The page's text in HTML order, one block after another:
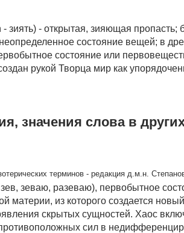
- зиять) - открытая, зияющая пропасть;
состояние вещей; в
состояние или
рукой Творца мир как
значения слова в
терминов - редакция д.м.н.
зев, зеваю, разеваю), первобытное
материи, из которого создается
скрытых сущностей. Xаос
сил в